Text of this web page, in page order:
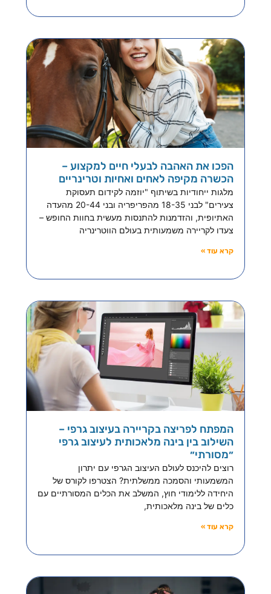
הפכו את האהבה לבעלי חיים למקצוע –
הכשרה מקיפה לאחים ואחיות וטרינריים
מלגות ייחודיות בשיתוף "יוזמה לקידום תעסוקת
צעירים" לבני 18-35 מהפריפריה ובני 20-44 מהעדה
האתיופית, והזדמנות להתנסות מעשית בחוות החופש –
צעדו לקריירה משמעותית בעולם הווטרינריה
קרא עוד »
המפתח לפריצה בקריירה בעיצוב גרפי –
השילוב בין בינה מלאכותית לעיצוב גרפי
״מסורתי״
רוצים להיכנס לעולם העיצוב הגרפי עם יתרון
המשמעותי והסמכה ממשלתית? הצטרפו לקורס של
היחידה ללימודי חוץ, המשלב את הכלים המסורתיים עם
כלים של בינה מלאכותית,
קרא עוד »